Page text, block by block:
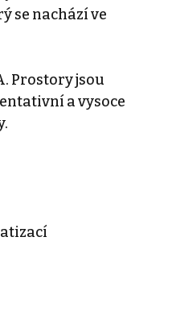
se nachází ve
Prostory jsou
a vysoce